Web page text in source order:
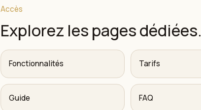
Accès
Explorez les pages dédiées.
Fonctionnalités Tarifs
Guide FAQ